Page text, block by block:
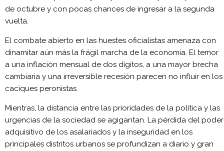
de octubre y con pocas chances de ingresar a la segunda
vuelta.
El combate abierto en las huestes oficialistas amenaza con
dinamitar aún más la frágil marcha de la economía. El temor
a una inflación mensual de dos dígitos, a una mayor brecha
cambiaria y una irreversible recesión parecen no influir en los
caciques peronistas.
Mientras, la distancia entre las prioridades de la política y las
urgencias de la sociedad se agigantan. La pérdida del poder
adquisitivo de los asalariados y la inseguridad en los
principales distritos urbanos se profundizan a diario y gran